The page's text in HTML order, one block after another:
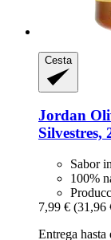
Cesta
Jordan
Silvestres,
Sabor
100%
7,99 € (31,96
Entrega hasta